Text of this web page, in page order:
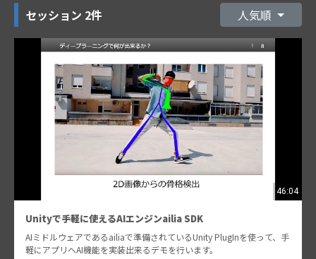
セッション 2件 人気順
46:04
Unityで手軽に使えるAIエンジンailia SDK
AIミドルウェアであるailiaで準備されているUnity PlugInを使って、手
軽にアプリへAI機能を実装出来るデモを行います。